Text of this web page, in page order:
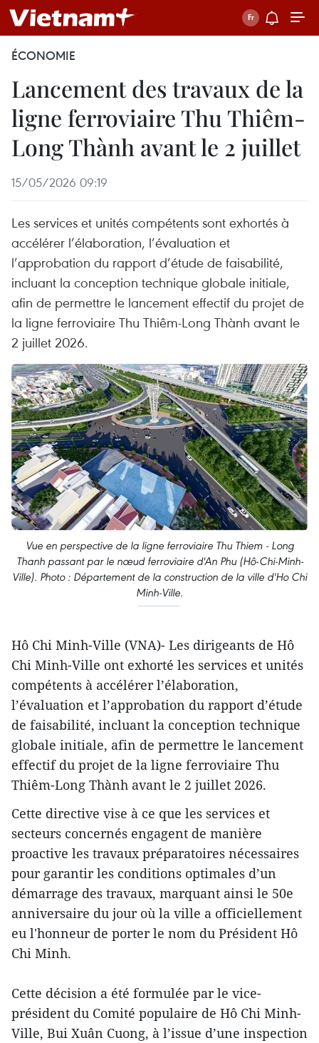
ÉCONOMIE
Lancement des travaux de la
ligne ferroviaire Thu Thiêm-
Long Thành avant le 2 juillet
15/05/2026 09:19
Les services et unités compétents sont exhortés à
accélérer l’élaboration, l’évaluation et
l’approbation du rapport d’étude de faisabilité,
incluant la conception technique globale initiale,
afin de permettre le lancement effectif du projet de
la ligne ferroviaire Thu Thiêm-Long Thành avant le
2 juillet 2026.
Vue en perspective de la ligne ferroviaire Thu Thiem - Long
Thanh passant par le nœud ferroviaire d'An Phu (Hô-Chi-Minh-
Ville). Photo : Département de la construction de la ville d'Ho Chi
Minh-Ville.
Hô Chi Minh-Ville (VNA)- Les dirigeants de Hô
Chi Minh-Ville ont exhorté les services et unités
compétents à accélérer l’élaboration,
l’évaluation et l’approbation du rapport d’étude
de faisabilité, incluant la conception technique
globale initiale, afin de permettre le lancement
effectif du projet de la ligne ferroviaire Thu
Thiêm-Long Thành avant le 2 juillet 2026.
Cette directive vise à ce que les services et
secteurs concernés engagent de manière
proactive les travaux préparatoires nécessaires
pour garantir les conditions optimales d’un
démarrage des travaux, marquant ainsi le 50e
anniversaire du jour où la ville a officiellement
eu l'honneur de porter le nom du Président Hô
Chi Minh.
Cette décision a été formulée par le vice-
président du Comité populaire de Hô Chi Minh-
Ville, Bui Xuân Cuong, à l’issue d’une inspection